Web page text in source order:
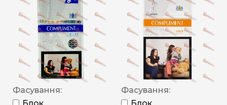
Фасування:
Фасування: